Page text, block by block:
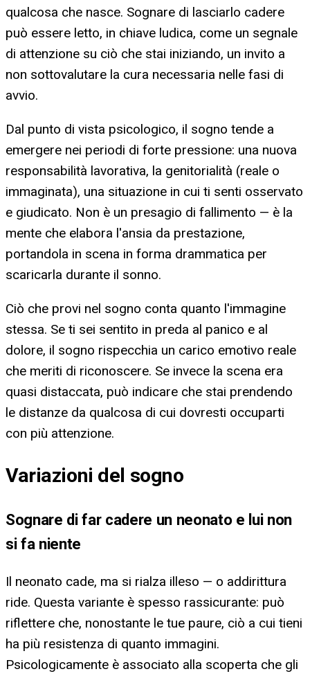
qualcosa che nasce. Sognare di lasciarlo cadere
può essere letto, in chiave ludica, come un segnale
di attenzione su ciò che stai iniziando, un invito a
non sottovalutare la cura necessaria nelle fasi di
avvio.
Dal punto di vista psicologico, il sogno tende a
emergere nei periodi di forte pressione: una nuova
responsabilità lavorativa, la genitorialità (reale o
immaginata), una situazione in cui ti senti osservato
e giudicato. Non è un presagio di fallimento — è la
mente che elabora l'ansia da prestazione,
portandola in scena in forma drammatica per
scaricarla durante il sonno.
Ciò che provi nel sogno conta quanto l'immagine
stessa. Se ti sei sentito in preda al panico e al
dolore, il sogno rispecchia un carico emotivo reale
che meriti di riconoscere. Se invece la scena era
quasi distaccata, può indicare che stai prendendo
le distanze da qualcosa di cui dovresti occuparti
con più attenzione.
Variazioni del sogno
Sognare di far cadere un neonato e lui non
si fa niente
Il neonato cade, ma si rialza illeso — o addirittura
ride. Questa variante è spesso rassicurante: può
riflettere che, nonostante le tue paure, ciò a cui tieni
ha più resistenza di quanto immagini.
Psicologicamente è associato alla scoperta che gli